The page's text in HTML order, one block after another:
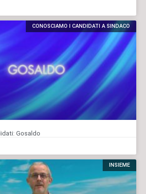
CONOSCIAMO I CANDIDATI A SINDACO
Gosaldo
INSIEME